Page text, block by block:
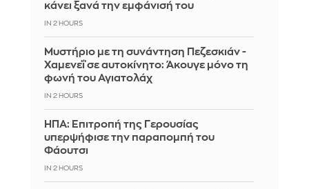
κάνει ξανά την εμφάνισή του
IN 2 HOURS
Μυστήριο με τη συνάντηση Πεζεσκιάν -
Χαμενεΐ σε αυτοκίνητο: Άκουγε μόνο τη
φωνή του Αγιατολάχ
IN 2 HOURS
ΗΠΑ: Επιτροπή της Γερουσίας
υπερψήφισε την παραπομπή του
Φάουτσι
IN 2 HOURS